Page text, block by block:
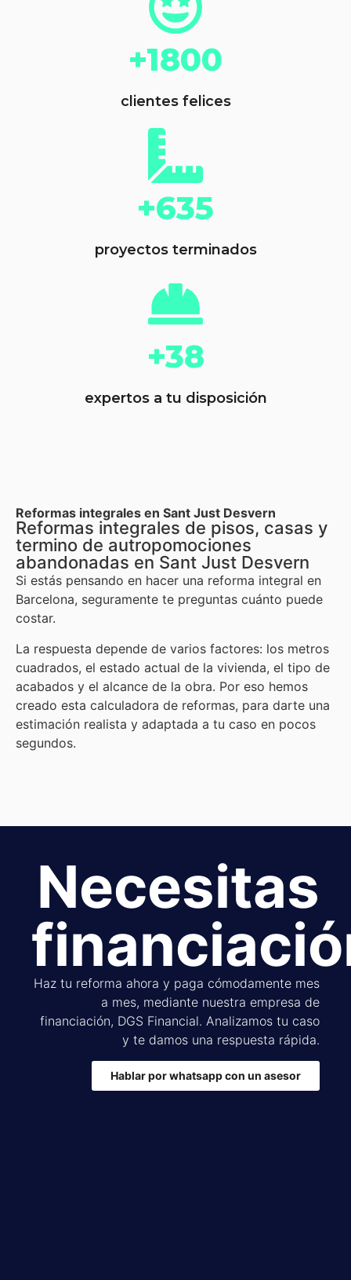
+1800
clientes felices
+635
proyectos terminados
+38
expertos a tu disposición
Reformas integrales en Sant Just Desvern
Reformas integrales de pisos, casas y
termino de autropomociones
abandonadas en Sant Just Desvern
Si estás pensando en hacer una reforma integral en
Barcelona, seguramente te preguntas cuánto puede
costar.
La respuesta depende de varios factores: los metros
cuadrados, el estado actual de la vivienda, el tipo de
acabados y el alcance de la obra. Por eso hemos
creado esta calculadora de reformas, para darte una
estimación realista y adaptada a tu caso en pocos
segundos.
Necesitas
Haz tu reforma ahora y paga cómodamente mes
a mes, mediante nuestra empresa de
financiación, DGS Financial. Analizamos tu caso
y te damos una respuesta rápida.
Hablar por whatsapp con un asesor